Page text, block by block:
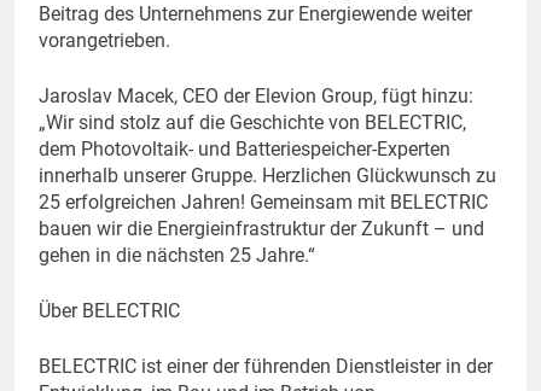
Beitrag des Unternehmens zur Energiewende weiter
vorangetrieben.
Jaroslav Macek, CEO der Elevion Group, fügt hinzu:
„Wir sind stolz auf die Geschichte von BELECTRIC,
dem Photovoltaik- und Batteriespeicher-Experten
innerhalb unserer Gruppe. Herzlichen Glückwunsch zu
25 erfolgreichen Jahren! Gemeinsam mit BELECTRIC
bauen wir die Energieinfrastruktur der Zukunft – und
gehen in die nächsten 25 Jahre.“
Über BELECTRIC
BELECTRIC ist einer der führenden Dienstleister in der